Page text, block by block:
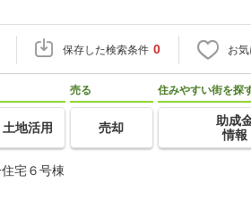
保存した検索条件 0 お気
土地活用
売る
売却
住みやすい街を探
助成
情報
宅６号棟